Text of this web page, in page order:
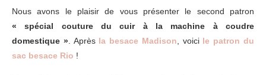
Nous avons le plaisir de vous présenter le second patron
« spécial couture du cuir à la machine à coudre
domestique ». Après la besace Madison, voici le patron du
sac besace Rio !